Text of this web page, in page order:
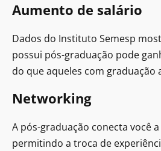
Aumento de salário
Dados do Instituto Semesp
possui pós-graduação pode
do que aqueles com graduação
Networking
A pós-graduação conecta você
permitindo a troca de